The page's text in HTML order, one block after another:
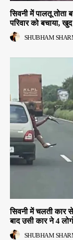
सिवनी में पालतू तोता
परिवार को बचाया,
SHUBHAM
सिवनी में चलती कार
बाद उसी कार ने 4
SHUBHAM